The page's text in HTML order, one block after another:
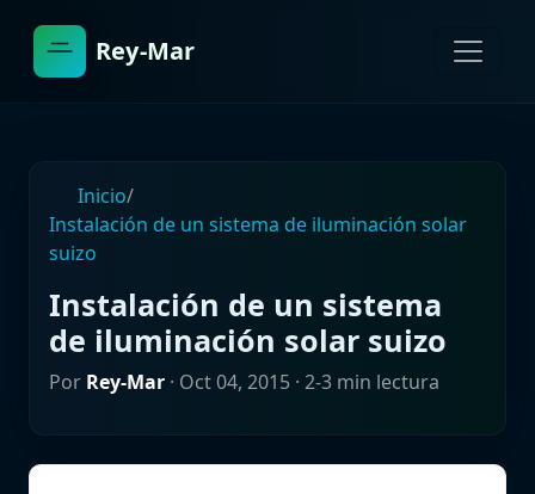
Rey-Mar
Inicio/
Instalación de un sistema de iluminación solar
suizo
Instalación de un sistema
de iluminación solar suizo
Por Rey-Mar · Oct 04, 2015 · 2-3 min lectura